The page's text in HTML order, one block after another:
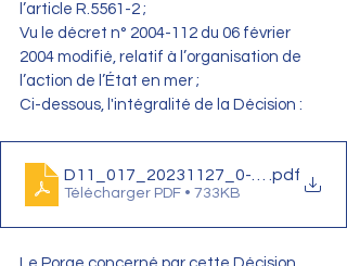
l’article R.5561-2 ;
Vu le décret n° 2004-112 du 06 février
2004 modifié, relatif à l’organisation de
l’action de l’État en mer ;
Ci-dessous, l'intégralité de la Décision :
D11_017_20231127_0-25442-
.pdf
Télécharger PDF • 733KB